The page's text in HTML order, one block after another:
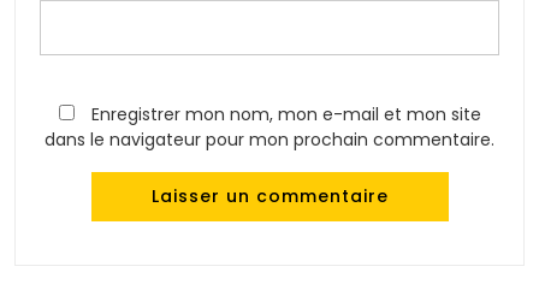
Enregistrer mon nom, mon e-mail et mon site
dans le navigateur pour mon prochain commentaire.